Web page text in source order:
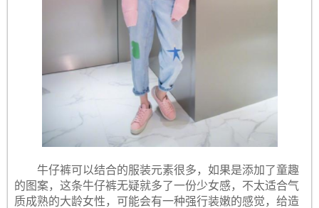
牛仔裤可以结合的服装元素很多，如果是添加了童趣
的图案，这条牛仔裤无疑就多了一份少女感，不太适合气
质成熟的大龄女性，可能会有一种强行装嫩的感觉，给造